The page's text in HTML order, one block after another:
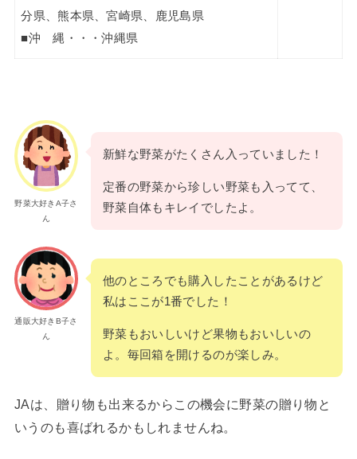
分県、熊本県、宮崎県、鹿児島県
■沖 縄・・・沖縄県
野菜大好きA子さ
ん
新鮮な野菜がたくさん入っていました！
定番の野菜から珍しい野菜も入ってて、
野菜自体もキレイでしたよ。
通販大好きB子さ
ん
他のところでも購入したことがあるけど
私はここが1番でした！
野菜もおいしいけど果物もおいしいの
よ。毎回箱を開けるのが楽しみ。
JAは、贈り物も出来るからこの機会に野菜の贈り物と
いうのも喜ばれるかもしれませんね。